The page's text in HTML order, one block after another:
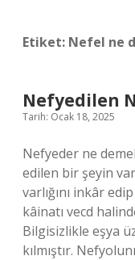
Etiket: Nefel ne
Nefyedilen
Tarih: Ocak 18, 2025
Nefyeder ne
edilen bir şeyin
varlığını inkâr
kâinatı vecd
Bilgisizlikle eşya
kılmıştır.